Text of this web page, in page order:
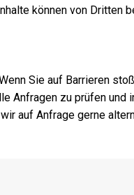
können von Dritten
Sie auf Barrieren
Anfragen zu prüfen und
auf Anfrage gerne